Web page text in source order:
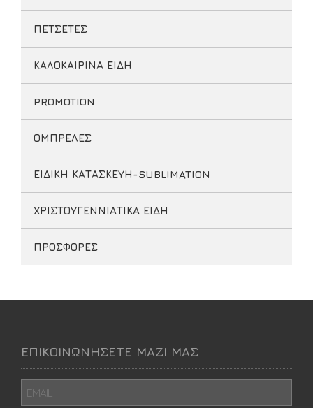
ΠΕΤΣΕΤΕΣ
ΚΑΛΟΚΑΙΡΙΝΑ ΕΙΔΗ
PROMOTION
ΟΜΠΡΕΛΕΣ
ΕΙΔΙΚΗ ΚΑΤΑΣΚΕΥΗ-SUBLIMATION
ΧΡΙΣΤΟΥΓΕΝΝΙΑΤΙΚΑ ΕΙΔΗ
ΠΡΟΣΦΟΡΕΣ
ΕΠΙΚΟΙΝΩΝΗΣΕΤΕ ΜΑΖΙ ΜΑΣ